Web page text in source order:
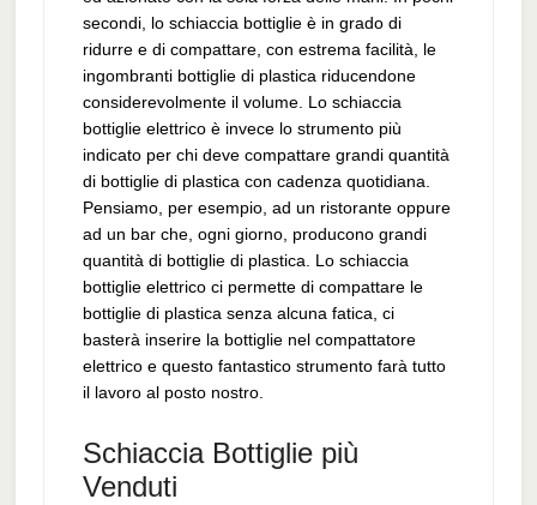
secondi, lo schiaccia bottiglie è in grado di
ridurre e di compattare, con estrema facilità, le
ingombranti bottiglie di plastica riducendone
considerevolmente il volume. Lo schiaccia
bottiglie elettrico è invece lo strumento più
indicato per chi deve compattare grandi quantità
di bottiglie di plastica con cadenza quotidiana.
Pensiamo, per esempio, ad un ristorante oppure
ad un bar che, ogni giorno, producono grandi
quantità di bottiglie di plastica. Lo schiaccia
bottiglie elettrico ci permette di compattare le
bottiglie di plastica senza alcuna fatica, ci
basterà inserire la bottiglie nel compattatore
elettrico e questo fantastico strumento farà tutto
il lavoro al posto nostro.
Schiaccia Bottiglie più
Venduti